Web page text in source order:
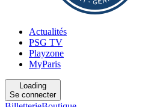
Actualités
PSG TV
Playzone
MyParis
Loading
Se connecter